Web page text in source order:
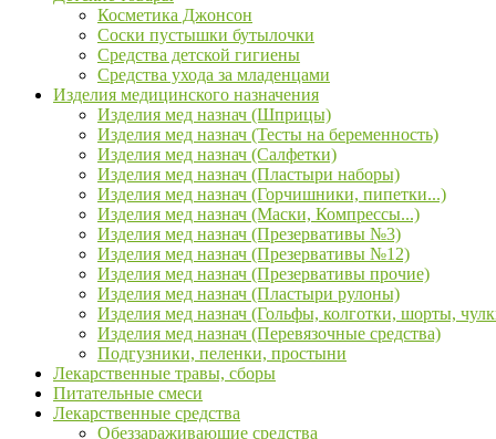
Косметика Джонсон
Соски пустышки бутылочки
Средства детской гигиены
Средства ухода за младенцами
Изделия медицинского назначения
Изделия мед назнач (Шприцы)
Изделия мед назнач (Тесты на беременность)
Изделия мед назнач (Салфетки)
Изделия мед назнач (Пластыри наборы)
Изделия мед назнач (Горчишники, пипетки...)
Изделия мед назнач (Маски, Компрессы...)
Изделия мед назнач (Презервативы №3)
Изделия мед назнач (Презервативы №12)
Изделия мед назнач (Презервативы прочие)
Изделия мед назнач (Пластыри рулоны)
Изделия мед назнач (Гольфы, колготки, шорты,
Изделия мед назнач (Перевязочные средства)
Подгузники, пеленки, простыни
Лекарственные травы, сборы
Питательные смеси
Лекарственные средства
Обеззараживающие средства